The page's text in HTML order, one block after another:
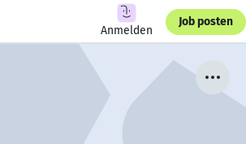
Anmelden
Job posten